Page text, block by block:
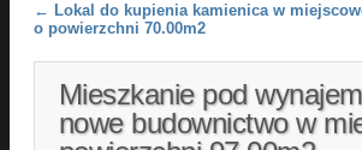
Post navigation
← Lokal do kupienia kamienica w
o powierzchni 70.00m2
Mieszkanie pod
nowe budownictwo w